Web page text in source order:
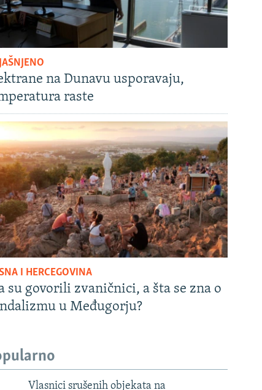
na Dunavu usporavaju,
raste
I HERCEGOVINA
su govorili zvaničnici, a šta se zna o
u Međugorju?
Vlasnici srušenih objekata na